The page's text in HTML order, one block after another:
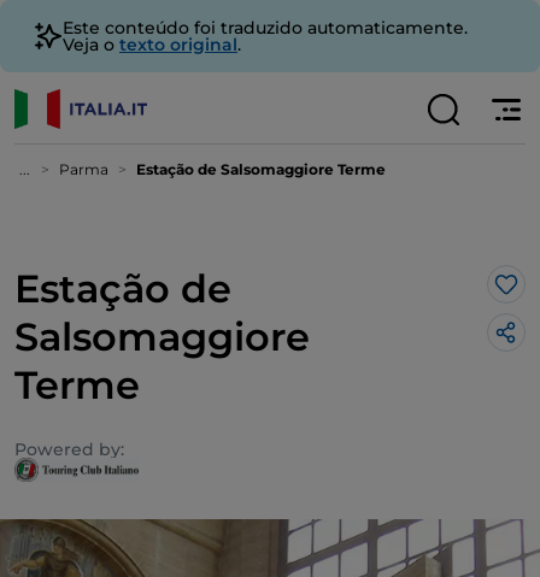
Este conteúdo foi traduzido automaticamente.
Veja o texto original.
... Parma Estação de Salsomaggiore Terme
Estação de
Salsomaggiore
Terme
Powered by: